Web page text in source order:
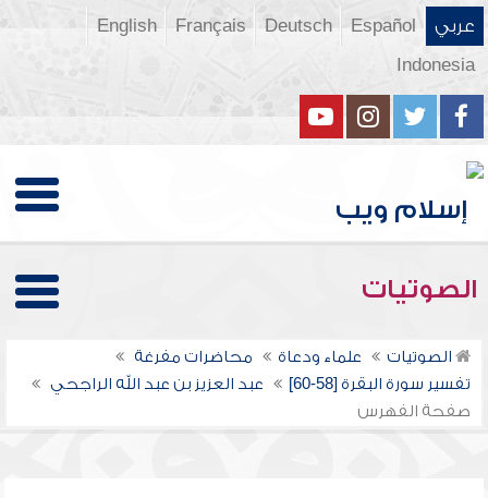
عربي Español
Deutsch
Français
English
Indonesia
الصوتيات
الصوتيات علماء ودعاة
محاضرات مفرغة
تفسير سورة البقرة [58-60]
عبد العزيز بن عبد الله الراجحي
صفحة الفهرس